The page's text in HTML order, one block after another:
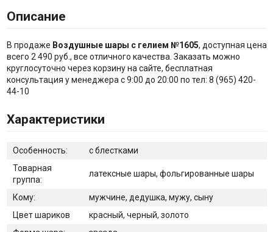
Описание
В продаже Воздушные шары с гелием №1605, доступная цена
всего 2 490 руб., все отличного качества. Заказать можно
круглосуточно через корзину на сайте, бесплатная
консультация у менеджера с 9:00 до 20:00 по тел: 8 (965) 420-
44-10
Характеристики
Особенность:
с блестками
Товарная
группа:
латексные шары, фольгированные шары
Кому:
мужчине, дедушка, мужу, сыну
Цвет шариков
красный, черный, золото